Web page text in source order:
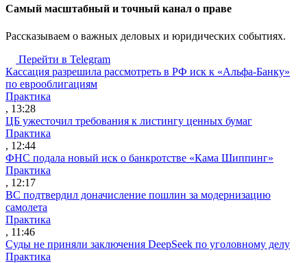
Cамый масштабный и точный канал о праве
Рассказываем о важных деловых и юридических событиях.
Перейти в Telegram
Кассация разрешила рассмотреть в РФ иск к «Альфа-Банку»
по еврооблигациям
Практика
, 13:28
ЦБ ужесточил требования к листингу ценных бумаг
Практика
, 12:44
ФНС подала новый иск о банкротстве «Кама Шиппинг»
Практика
, 12:17
ВС подтвердил доначисление пошлин за модернизацию
самолета
Практика
, 11:46
Суды не приняли заключения DeepSeek по уголовному делу
Практика